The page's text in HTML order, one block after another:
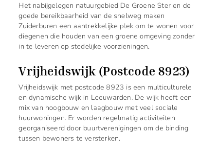
Het nabijgelegen natuurgebied De Groene Ster en de
goede bereikbaarheid van de snelweg maken
Zuiderburen een aantrekkelijke plek om te wonen voor
diegenen die houden van een groene omgeving zonder
in te leveren op stedelijke voorzieningen.
Vrijheidswijk (Postcode 8923)
Vrijheidswijk met postcode 8923 is een multiculturele
en dynamische wijk in Leeuwarden. De wijk heeft een
mix van hoogbouw en laagbouw met veel sociale
huurwoningen. Er worden regelmatig activiteiten
georganiseerd door buurtverenigingen om de binding
tussen bewoners te versterken.